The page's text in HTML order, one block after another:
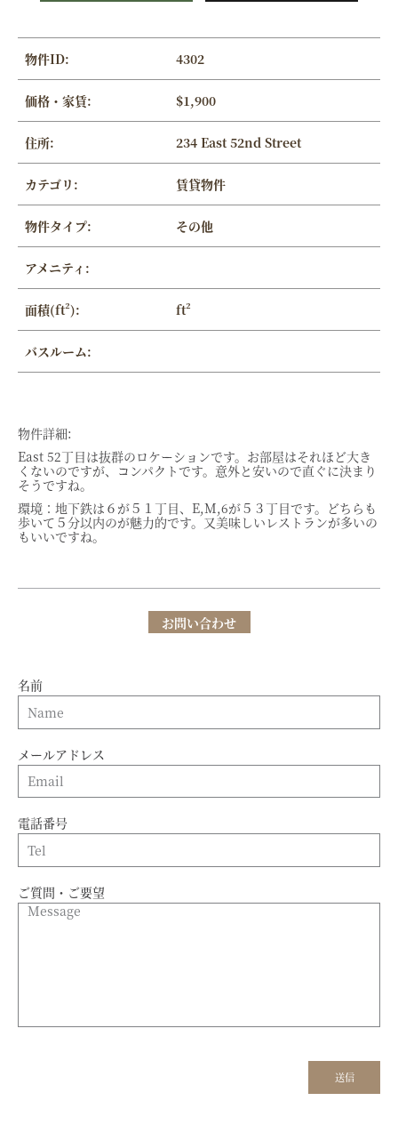
物件ID: 4302
価格・家賃: $1,900
住所: 234 East 52nd Street
カテゴリ: 賃貸物件
物件タイプ: その他
アメニティ:
面積(ft²): ft²
バスルーム:
物件詳細:
East 52丁目は抜群のロケーションです。お部屋はそれほど大き
くないのですが、コンパクトです。意外と安いので直ぐに決まり
そうですね。
環境：地下鉄は６が５１丁目、E,M,6が５３丁目です。どちらも
歩いて５分以内のが魅力的です。又美味しいレストランが多いの
もいいですね。
お問い合わせ
名前
メールアドレス
電話番号
ご質問・ご要望